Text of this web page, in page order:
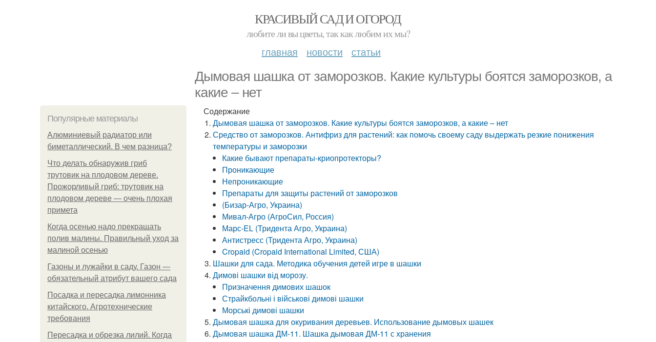
КРАСИВЫЙ САД И ОГОРОД
любите ли вы цветы, так как любим их мы?
главная новости статьи
Дымовая шашка от заморозков. Какие культуры боятся заморозков, а
какие – нет
Популярные материалы
Алюминиевый радиатор или
биметаллический. В чем разница?
Что делать обнаружив гриб
трутовик на плодовом дереве.
Прожорливый гриб: трутовик на
плодовом дереве — очень плохая
примета
Когда осенью надо прекращать
полив малины. Правильный уход за
малиной осенью
Газоны и лужайки в саду. Газон —
обязательный атрибут вашего сада
Посадка и пересадка лимонника
китайского. Агротехнические
требования
Пересадка и обрезка лилий. Когда
Содержание
Дымовая шашка от заморозков. Какие культуры боятся заморозков, а какие – нет
Средство от заморозков. Антифриз для растений: как помочь своему саду выдержать резкие понижения
температуры и заморозки
Какие бывают препараты-криопротекторы?
Проникающие
Непроникающие
Препараты для защиты растений от заморозков
(Бизар-Агро, Украина)
Мивал-Агро (АгроСил, Россия)
Марс-EL (Тридента Агро, Украина)
Антистресс (Тридента Агро, Украина)
Cropaid (Cropaid International Limited, США)
Шашки для сада. Методика обучения детей игре в шашки
Димові шашки від морозу.
Призначення димових шашок
Страйкбольні і військові димові шашки
Морські димові шашки
Дымовая шашка для окуривания деревьев. Использование дымовых шашек
Дымовая шашка ДМ-11. Шашка дымовая ДМ-11 с хранения